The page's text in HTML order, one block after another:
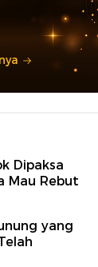
Dipaksa
Mau Rebut
yang